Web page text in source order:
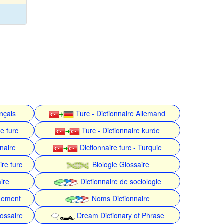
Turc - Dictionnaire Allemand
turc
Turc - Dictionnaire kurde
Dictionnaire turc - Turquie
turc
Biologie Glossaire
Dictionnaire de sociologie
Noms Dictionnaire
Dream Dictionary of Phrase